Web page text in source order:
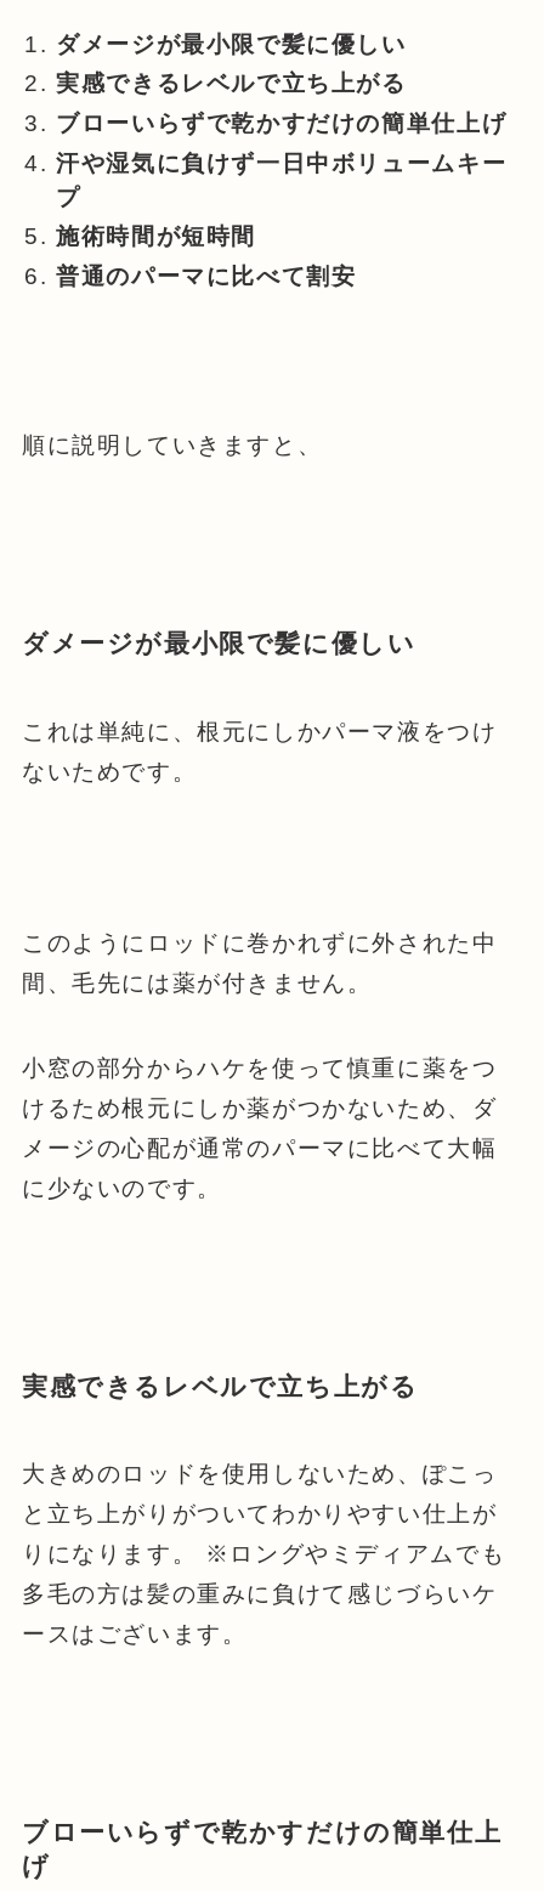
ダメージが最小限で髪に優しい
実感できるレベルで立ち上がる
ブローいらずで乾かすだけの簡単仕上げ
汗や湿気に負けず一日中ボリュームキー
プ
施術時間が短時間
普通のパーマに比べて割安
順に説明していきますと、
ダメージが最小限で髪に優しい
これは単純に、根元にしかパーマ液をつけ
ないためです。
このようにロッドに巻かれずに外された中
間、毛先には薬が付きません。
小窓の部分からハケを使って慎重に薬をつ
けるため根元にしか薬がつかないため、ダ
メージの心配が通常のパーマに比べて大幅
に少ないのです。
実感できるレベルで立ち上がる
大きめのロッドを使用しないため、ぽこっ
と立ち上がりがついてわかりやすい仕上が
りになります。 ※ロングやミディアムでも
多毛の方は髪の重みに負けて感じづらいケ
ースはございます。
ブローいらずで乾かすだけの簡単仕上
げ